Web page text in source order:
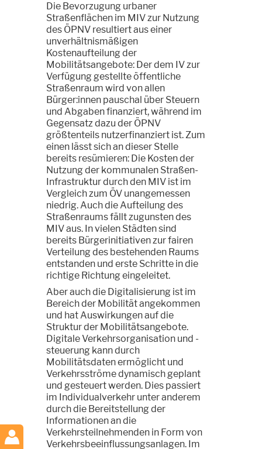
Die Bevorzugung urbaner
Straßenflächen im MIV zur Nutzung
des ÖPNV resultiert aus einer
unverhältnismäßigen
Kostenaufteilung der
Mobilitätsangebote: Der dem IV zur
Verfügung gestellte öffentliche
Straßenraum wird von allen
Bürger:innen pauschal über Steuern
und Abgaben finanziert, während im
Gegensatz dazu der ÖPNV
größtenteils nutzerfinanziert ist. Zum
einen lässt sich an dieser Stelle
bereits resümieren: Die Kosten der
Nutzung der kommunalen Straßen-
Infrastruktur durch den MIV ist im
Vergleich zum ÖV unangemessen
niedrig. Auch die Aufteilung des
Straßenraums fällt zugunsten des
MIV aus. In vielen Städten sind
bereits Bürgerinitiativen zur fairen
Verteilung des bestehenden Raums
entstanden und erste Schritte in die
richtige Richtung eingeleitet.
Aber auch die Digitalisierung ist im
Bereich der Mobilität angekommen
und hat Auswirkungen auf die
Struktur der Mobilitätsangebote.
Digitale Verkehrsorganisation und -
steuerung kann durch
Mobilitätsdaten ermöglicht und
Verkehrsströme dynamisch geplant
und gesteuert werden. Dies passiert
im Individualverkehr unter anderem
durch die Bereitstellung der
Informationen an die
Verkehrsteilnehmenden in Form von
Verkehrsbeeinflussungsanlagen. Im